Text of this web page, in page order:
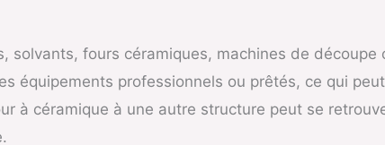
solvants, fours céramiques, machines de
équipements professionnels ou prêtés, ce qui
à céramique à une autre structure peut se